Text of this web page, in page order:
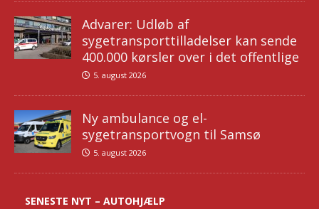
Advarer: Udløb af
sygetransporttilladelser kan sende
400.000 kørsler over i det offentlige
5. august 2026
Ny ambulance og el-
sygetransportvogn til Samsø
5. august 2026
SENESTE NYT – AUTOHJÆLP